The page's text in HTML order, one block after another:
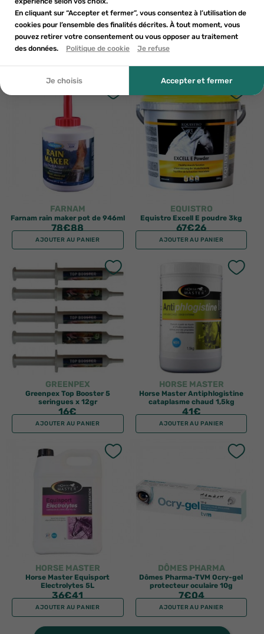
Composition
FARNAM
Farnam rain maker pot de 946ml
78€88
AJOUTER AU PANIER
EQUISTRO
Equistro Excell E poudre 3kg
67€26
AJOUTER AU PANIER
GREENPEX
Greenpex Top Booster 5
seringues x 12gr
16€
AJOUTER AU PANIER
HORSE MASTER
Horse Master Antiphlogistine
cataplasme chaud 1,5kg
41€
AJOUTER AU PANIER
HORSE MASTER
Horse Master Equisport
Electrolytes 5L
36€41
AJOUTER AU PANIER
DÔMES PHARMA
Dômes Pharma-TVM Ocry-gel
protecteur oculaire 10g
7€04
AJOUTER AU PANIER
add_circle_outline Créer une nouvelle liste
Créer une liste de souhaits
En cliquant sur “Accepter et fermer”, vous consentez à l’utilisation de
cookies pour l’ensemble des finalités décrites. À tout moment, vous
pouvez retirer votre consentement ou vous opposer au traitement
des données.
Politique de cookie Je refuse
Je choisis Accepter et fermer